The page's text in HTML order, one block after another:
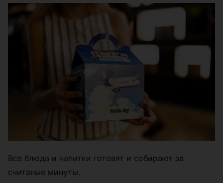
Все блюда и напитки готовят и собирают за
считаные минуты.